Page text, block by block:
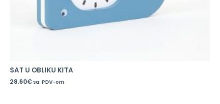
SAT U OBLIKU KITA
28.60€ sa. PDV-om